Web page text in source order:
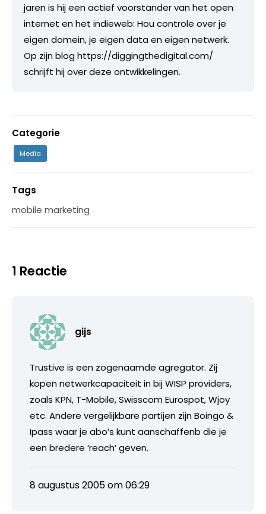
jaren is hij een actief voorstander van het open
internet en het indieweb: Hou controle over je
eigen domein, je eigen data en eigen netwerk.
Op zijn blog https://diggingthedigital.com/
schrijft hij over deze ontwikkelingen.
Categorie
Media
Tags
mobile marketing
1 Reactie
gijs
Trustive is een zogenaamde agregator. Zij
kopen netwerkcapaciteit in bij WISP providers,
zoals KPN, T-Mobile, Swisscom Eurospot, Wjoy
etc. Andere vergelijkbare partijen zijn Boingo &
Ipass waar je abo’s kunt aanschaffenb die je
een bredere ‘reach’ geven.
8 augustus 2005 om 06:29